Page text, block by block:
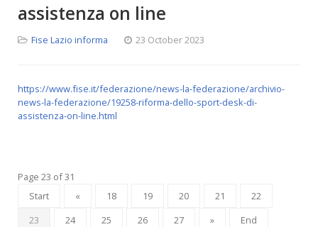
assistenza on line
Fise Lazio informa 23 October 2023
https://www.fise.it/federazione/news-la-federazione/archivio-
news-la-federazione/19258-riforma-dello-sport-desk-di-
assistenza-on-line.html
Page 23 of 31
Start
« 18 19 20 21
22
23
24 25 26 27 » End